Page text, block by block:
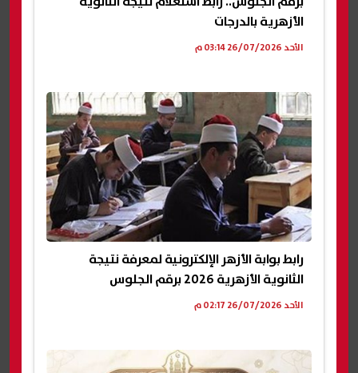
الأزهرية بالدرجات
الأحد 26/07/2026 03:14 م
رابط بوابة الأزهر الإلكترونية لمعرفة نتيجة
الثانوية الأزهرية 2026 برقم الجلوس
الأحد 26/07/2026 02:17 م